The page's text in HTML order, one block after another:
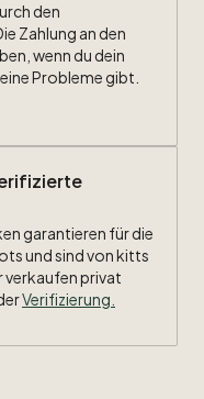
den
Zahlung an den
wenn du dein
Probleme gibt.
garantieren für die
und sind von kitts
verkaufen privat
Verifizierung.